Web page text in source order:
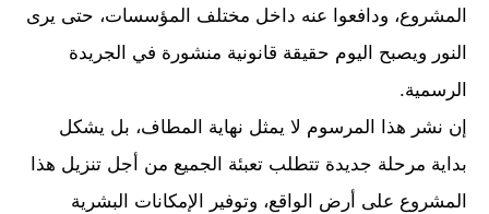
المشروع، ودافعوا عنه داخل مختلف المؤسسات، حتى يرى
النور ويصبح اليوم حقيقة قانونية منشورة في الجريدة
الرسمية.
إن نشر هذا المرسوم لا يمثل نهاية المطاف، بل يشكل
بداية مرحلة جديدة تتطلب تعبئة الجميع من أجل تنزيل هذا
المشروع على أرض الواقع، وتوفير الإمكانات البشرية